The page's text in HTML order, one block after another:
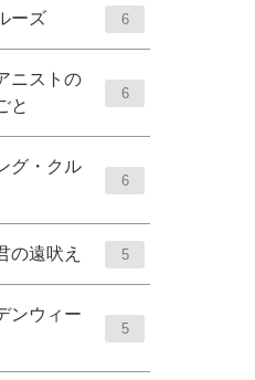
ーズ 6
ニストの
と
6
グ・クル
6
の遠吠え 5
ンウィー
5